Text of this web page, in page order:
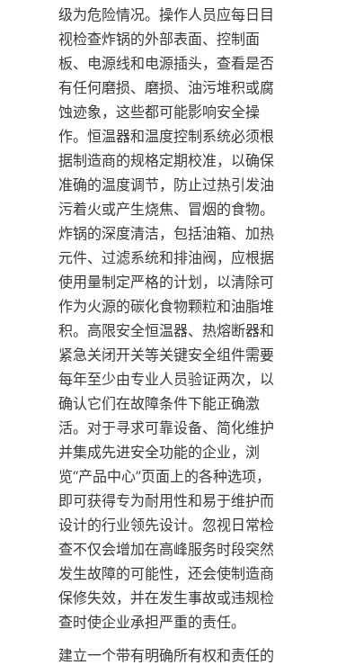
级为危险情况。操作人员应每日目
视检查炸锅的外部表面、控制面
板、电源线和电源插头，查看是否
有任何磨损、磨损、油污堆积或腐
蚀迹象，这些都可能影响安全操
作。恒温器和温度控制系统必须根
据制造商的规格定期校准，以确保
准确的温度调节，防止过热引发油
污着火或产生烧焦、冒烟的食物。
炸锅的深度清洁，包括油箱、加热
元件、过滤系统和排油阀，应根据
使用量制定严格的计划，以清除可
作为火源的碳化食物颗粒和油脂堆
积。高限安全恒温器、热熔断器和
紧急关闭开关等关键安全组件需要
每年至少由专业人员验证两次，以
确认它们在故障条件下能正确激
活。对于寻求可靠设备、简化维护
并集成先进安全功能的企业，浏
览“产品中心”页面上的各种选项，
即可获得专为耐用性和易于维护而
设计的行业领先设计。忽视日常检
查不仅会增加在高峰服务时段突然
发生故障的可能性，还会使制造商
保修失效，并在发生事故或违规检
查时使企业承担严重的责任。
建立一个带有明确所有权和责任的